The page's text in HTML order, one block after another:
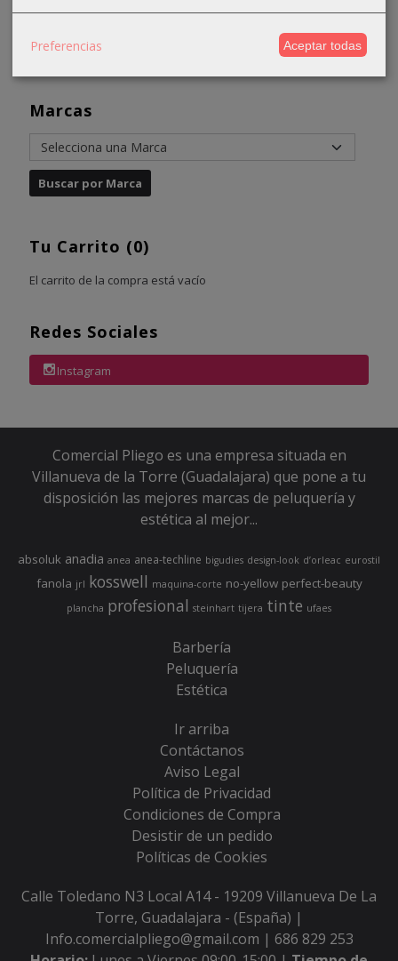
Marcas
Tu Carrito (0)
El carrito de la compra está vacío
Redes Sociales
Instagram
Comercial Pliego es una empresa situada en
Villanueva de la Torre (Guadalajara) que pone a tu
disposición las mejores marcas de peluquería y
estética al mejor...
absoluk anadia anea anea-techline bigudies design-look d’orleac eurostil
fanola jrl kosswell maquina-corte no-yellow perfect-beauty
plancha profesional steinhart tijera tinte ufaes
Barbería
Peluquería
Estética
Ir arriba
Contáctanos
Aviso Legal
Política de Privacidad
Condiciones de Compra
Desistir de un pedido
Políticas de Cookies
Calle Toledano N3 Local A14 - 19209 Villanueva De La
Torre, Guadalajara - (España) |
Info.comercialpliego@gmail.com | 686 829 253
Preferencias Aceptar todas